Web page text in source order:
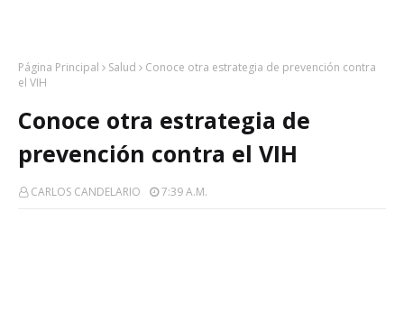
Página Principal Salud
Conoce otra estrategia de prevención contra
el VIH
Conoce otra estrategia de
prevención contra el VIH
CARLOS CANDELARIO 7:39 A.m.